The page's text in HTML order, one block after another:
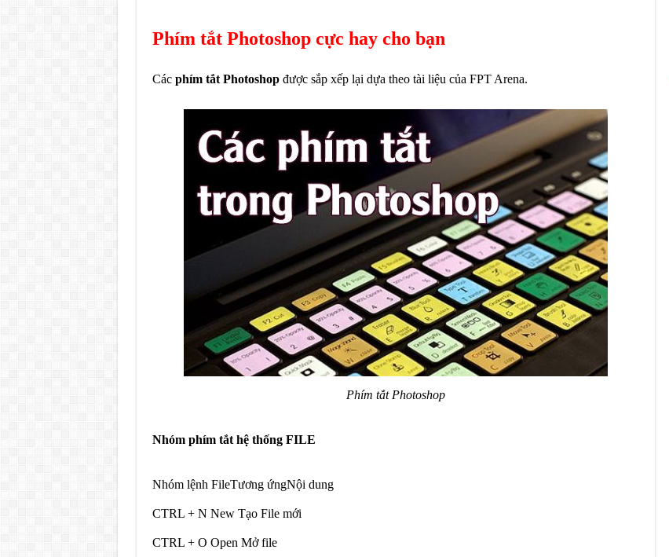
Phím tắt Photoshop cực hay cho bạn
Các phím tắt Photoshopđược sắp xếp lại dựa theo tài liệu của FPT Arena.
Phím tắt Photoshop
Nhóm phím tắt hệ thống FILE
Nhóm lệnh FileTương ứngNội dung
CTRL + N New Tạo File mới
CTRL + O Open Mở file